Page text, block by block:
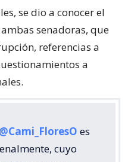
se dio a conocer el
senadoras, que
referencias a
a
@Cami_FloresO es
cuyo